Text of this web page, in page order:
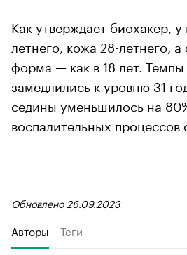
Как утверждает биохакер,
летнего, кожа 28-летнего, а
форма — как в 18 лет. Темпы
замедлились к уровню 31
седины уменьшилось на
воспалительных процессов
Обновлено 26.09.2023
Авторы Теги